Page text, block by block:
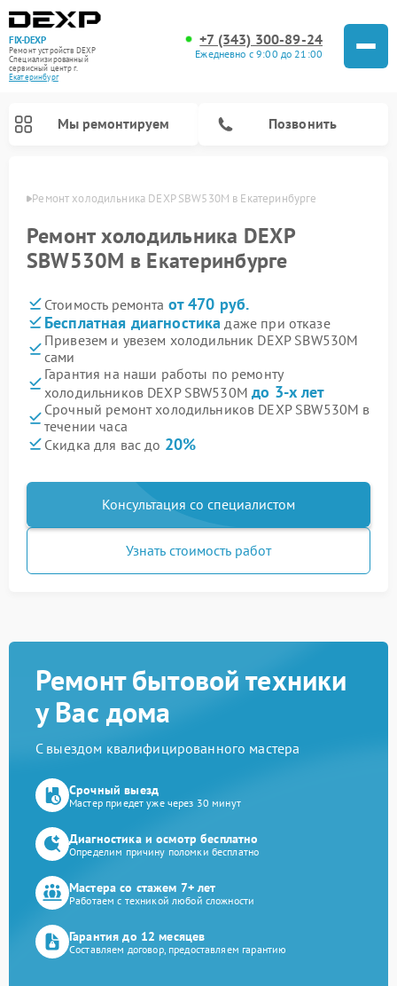
FIX-DEXP
Ремонт устройств DEXP
Специализированный
cервисный центр г.
Екатеринбург
+7 (343) 300-89-24
Ежедневно с 9:00 до 21:00
Мы ремонтируем Позвонить
Ремонт холодильника DEXP SBW530M в Екатеринбурге
Ремонт холодильника DEXP
SBW530M в Екатеринбурге
Стоимость ремонта от 470 руб.
Бесплатная диагностика даже при отказе
Привезем и увезем холодильник DEXP SBW530M
сами
Гарантия на наши работы по ремонту
холодильников DEXP SBW530Mдо 3-х лет
Срочный ремонт холодильников DEXP SBW530M в
течении часа
Скидка для вас до 20%
Консультация со специалистом
Узнать стоимость работ
Ремонт бытовой техники
у Вас дома
С выездом квалифицированного мастера
Срочный выезд
Мастер приедет уже через 30 минут
Диагностика и осмотр бесплатно
Определим причину поломки бесплатно
Мастера со стажем 7+ лет
Работаем с техникой любой сложности
Гарантия до 12 месяцев
Составляем договор, предоставляем гарантию